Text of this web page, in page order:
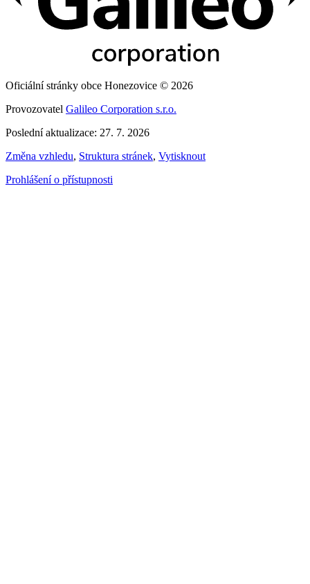
Oficiální stránky obce Honezovice © 2026
Provozovatel Galileo Corporation s.r.o.
Poslední aktualizace: 27. 7. 2026
Změna vzhledu, Struktura stránek, Vytisknout
Prohlášení o přístupnosti